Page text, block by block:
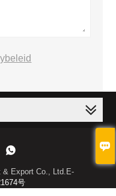


& Export Co., Ltd.E-
号